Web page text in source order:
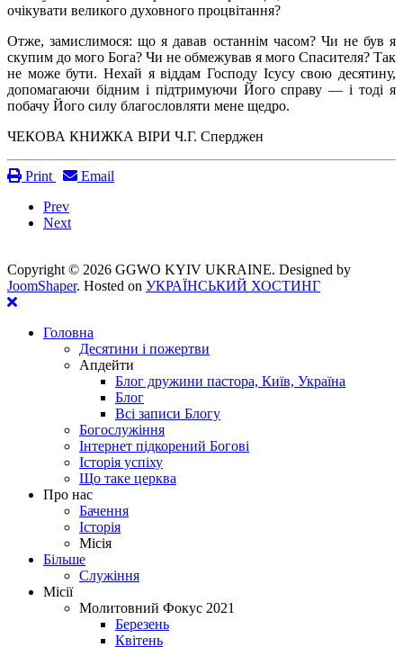
очікувати великого духовного процвітання?
Отже, замислимося: що я давав останнім часом? Чи не був я
скупим до мого Бога? Чи не обмежував я мого Спасителя? Так
не може бути. Нехай я віддам Господу Ісусу свою десятину,
допомагаючи бідним і підтримуючи Його справу — і тоді я
побачу Його силу благословляти мене щедро.
ЧЕКОВА КНИЖКА ВІРИ Ч.Г. Сперджен
Print
Email
Prev
Next
Copyright © 2026 GGWO KYIV UKRAINE. Designed by
JoomShaper. Hosted on УКРАЇНСЬКИЙ ХОСТИНГ
Головна
Десятини і пожертви
Апдейти
Блог дружини пастора, Київ, Україна
Блог
Всі записи Блогу
Богослужіння
Інтернет підкорений Богові
Історія успіху
Що таке церква
Про нас
Бачення
Історія
Місія
Більше
Служіння
Місії
Молитовний Фокус 2021
Березень
Квітень